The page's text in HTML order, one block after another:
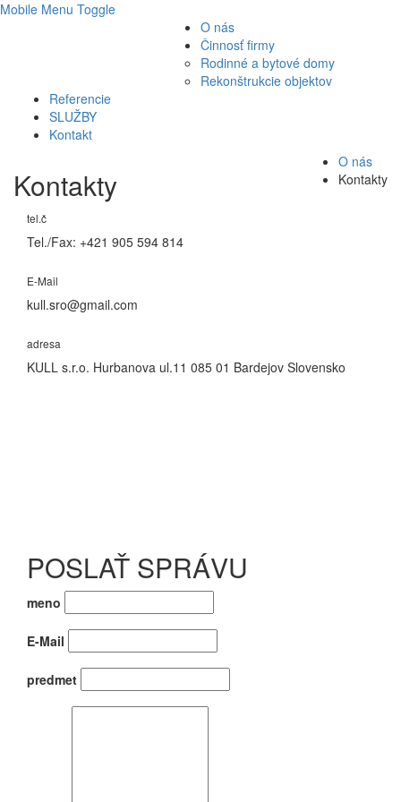
Mobile Menu Toggle
O nás
Činnosť firmy
Rodinné a bytové domy
Rekonštrukcie objektov
Referencie
SLUŽBY
Kontakt
Kontakty
O nás
Kontakty
tel.č
Tel./Fax: +421 905 594 814
E-Mail
kull.sro@gmail.com
adresa
KULL s.r.o. Hurbanova ul.11 085 01 Bardejov Slovensko
POSLAŤ SPRÁVU
meno
E-Mail
predmet